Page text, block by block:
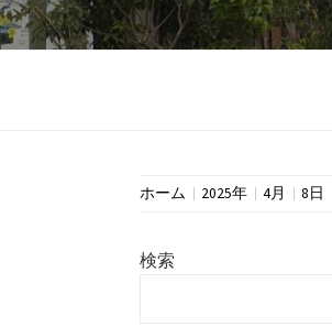
ホーム 2025年 4月 8日
検索